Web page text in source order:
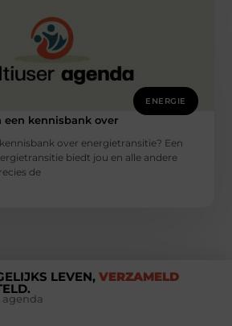
ENERGIE
een kennisbank over
over energietransitie? Een
biedt jou en alle andere
de
LEVEN, VERZAMELD